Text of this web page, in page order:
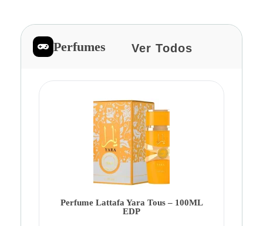
Perfumes Ver Todos
Perfume Lattafa Yara Tous – 100ML
EDP